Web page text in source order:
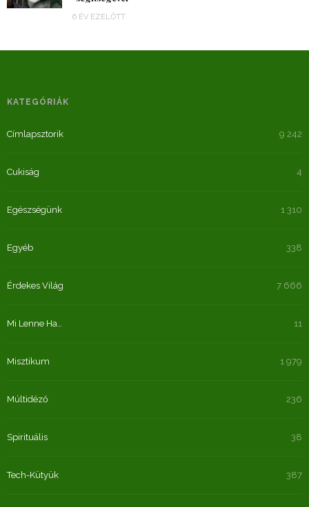
6 ÉV EZELŐTT
KATEGÓRIÁK
Címlapsztorik 9 242
Cukiság 4
Egészségünk 1 310
Egyéb 338
Érdekes Világ 7 666
Mi Lenne Ha… 11
Misztikum 1 979
Múltidéző 236
Spirituális 38
Tech-Kütyük 387